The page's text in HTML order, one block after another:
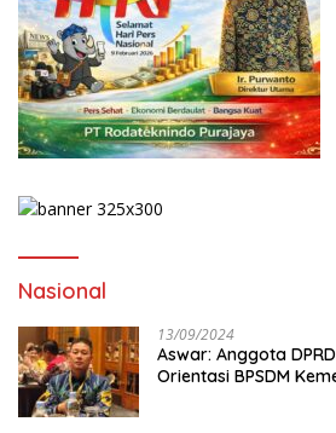
Nasional
13/09/2024
Aswar: Anggota
Orientasi BPSDM